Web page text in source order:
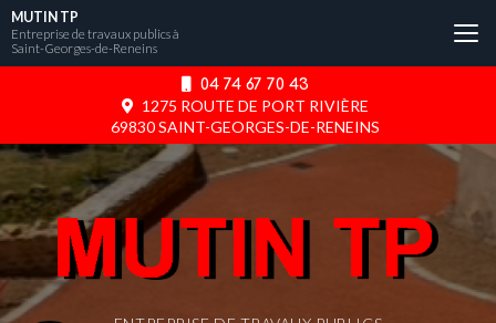
Aller
au
contenu
04 74 67 70 43
1275 ROUTE DE PORT RIVIÈRE
69830 SAINT-GEORGES-DE-RENEINS
MUTIN TP
Entreprise de travaux publics à
Saint-Georges-de-Reneins